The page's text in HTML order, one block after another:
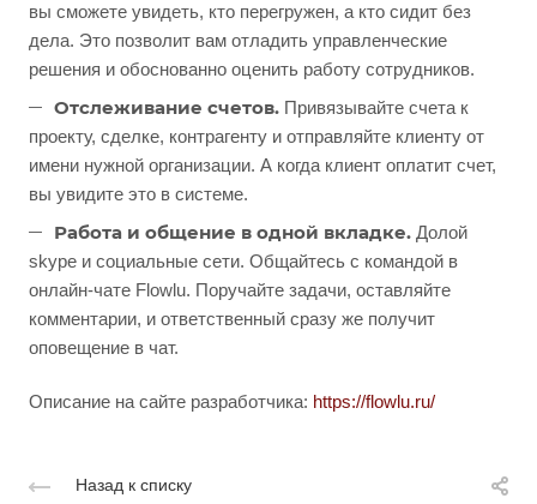
вы сможете увидеть, кто перегружен, а кто сидит без
дела. Это позволит вам отладить управленческие
решения и обоснованно оценить работу сотрудников.
Отслеживание счетов. Привязывайте счета к
проекту, сделке, контрагенту и отправляйте клиенту от
имени нужной организации. А когда клиент оплатит счет,
вы увидите это в системе.
Работа и общение в одной вкладке. Долой
skype и социальные сети. Общайтесь с командой в
онлайн-чате Flowlu. Поручайте задачи, оставляйте
комментарии, и ответственный сразу же получит
оповещение в чат.
Описание на сайте разработчика: https://flowlu.ru/
Назад к списку